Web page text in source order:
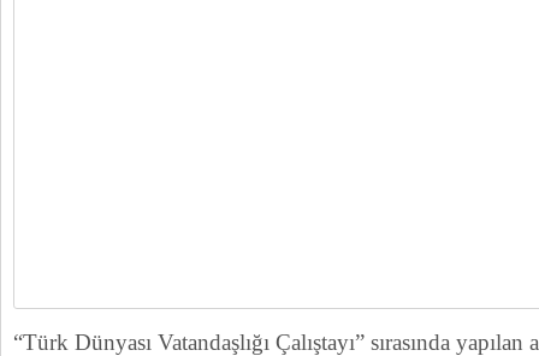
“Türk Dünyası Vatandaşlığı Çalıştayı” sırasında yapılan